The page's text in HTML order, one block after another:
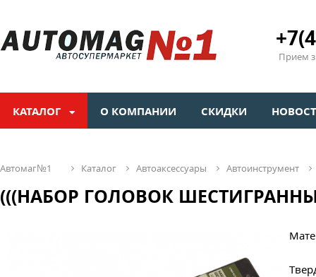
Прием
КАТАЛОГ О КОМПАНИИ СКИДКИ
автомаг№1 каталог автоаксессуары автоинструмент
(((НАБОР ГОЛОВОК ШЕСТИГРАННЫХ